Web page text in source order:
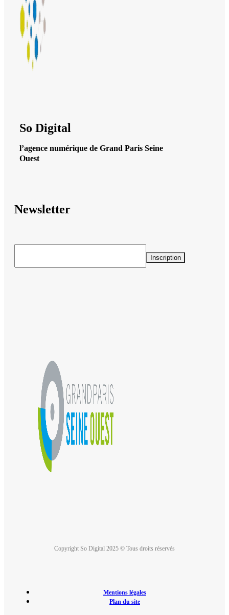
So Digital
l’agence numérique de Grand Paris Seine
Ouest
Newsletter
Copyright So Digital 2025 © Tous droits réservés
Mentions légales
Plan du site